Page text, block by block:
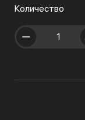
Количество